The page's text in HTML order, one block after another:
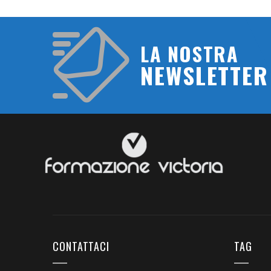
LA NOSTRA
NEWSLETTER
CONTATTACI TAG